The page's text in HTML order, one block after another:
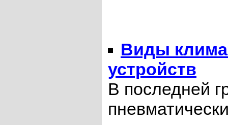
Виды
устройств
В последней